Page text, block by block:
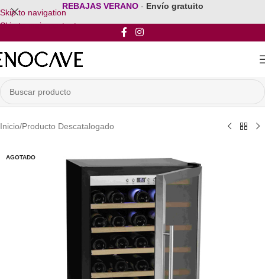
Skip to navigation
Skip to main content
REBAJAS VERANO - Envío gratuito
Inicio/Producto Descatalogado
AGOTADO